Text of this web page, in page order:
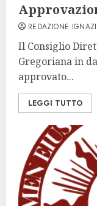
REDAZIONE
Il Consiglio
Gregoriana in
approvato...
LEGGI TUTTO